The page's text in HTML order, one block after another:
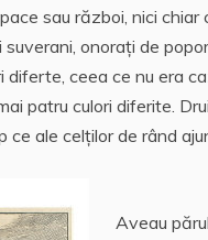
sau război, nici chiar
onoraţi de
ceea ce nu era
patru culori diferite.
ale celţilor de rând
Aveau